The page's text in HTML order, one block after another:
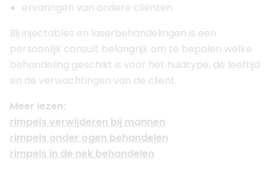
ervaringen van andere cliënten
Bij injectables en laserbehandelingen is een
persoonlijk consult belangrijk om te bepalen welke
behandeling geschikt is voor het huidtype, de leeftijd
en de verwachtingen van de cliënt.
Meer lezen:
rimpels verwijderen bij mannen
rimpels onder ogen behandelen
rimpels in de nek behandelen